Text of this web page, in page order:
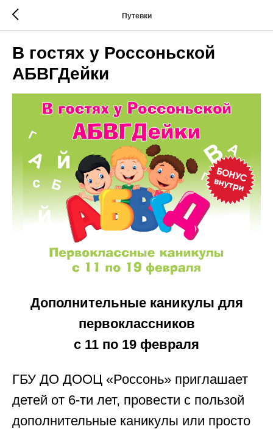
Путевки
В гостях у Россоньской
АБВГДейки
Дополнительные каникулы для
первоклассников
с 11 по 19 февраля
ГБУ ДО ДООЦ «Россонь» приглашает
детей от 6-ти лет, провести с пользой
дополнительные каникулы или просто